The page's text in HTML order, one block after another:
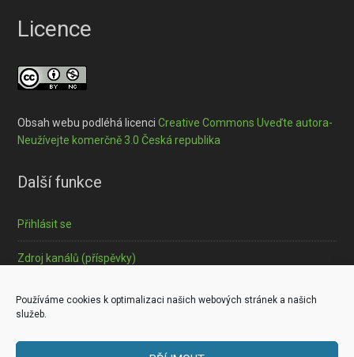
Používáme cookies k optimalizaci našich webových stránek a našich
služeb.
Licence
Obsah webu podléhá licenciCreative Commons Uveďte autora-
Neužívejte komerčně 3.0 Česká republika
Další funkce
Přihlásit se
Zdroj kanálů (příspěvky)